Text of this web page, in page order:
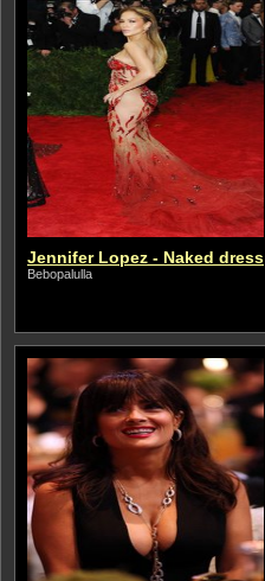
Jennifer Lopez - Naked dress
Bebopalulla